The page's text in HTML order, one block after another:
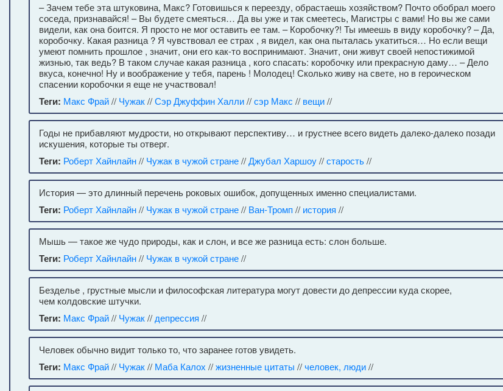
– Зачем тебе эта штуковина, Макс? Готовишься к переезду, обрастаешь хозяйством? Почто обобрал моего
соседа, признавайся! – Вы будете смеяться… Да вы уже и так смеетесь, Магистры с вами! Но вы же сами
видели, как она боится. Я просто не мог оставить ее там. – Коробочку?! Ты имеешь в виду коробочку? – Да,
коробочку. Какая разница ? Я чувствовал ее страх , я видел, как она пыталась укатиться… Но если вещи
умеют помнить прошлое , значит, они его как-то воспринимают. Значит, они живут своей непостижимой
жизнью, так ведь? В таком случае какая разница , кого спасать: коробочку или прекрасную даму… – Дело
вкуса, конечно! Ну и воображение у тебя, парень ! Молодец! Сколько живу на свете, но в героическом
спасении коробочки я еще не участвовал!
Теги: Макс Фрай// Чужак//Сэр Джуффин Халли//сэр Макс // вещи//
Годы не прибавляют мудрости, но открывают перспективу… и грустнее всего видеть далеко-далеко позади
искушения, которые ты отверг.
Теги: Роберт Хайнлайн// Чужак в чужой стране//Джубал Харшоу//старость//
История — это длинный перечень роковых ошибок, допущенных именно специалистами.
Теги: Роберт Хайнлайн// Чужак в чужой стране// Ван-Тромп // история //
Мышь — такое же чудо природы, как и слон, и все же разница есть: слон больше.
Теги: Роберт Хайнлайн// Чужак в чужой стране//
Безделье , грустные мысли и философская литература могут довести до депрессии куда скорее,
чем колдовские штучки.
Теги: Макс Фрай// Чужак// депрессия //
Человек обычно видит только то, что заранее готов увидеть.
Теги: Макс Фрай// Чужак// Маба Калох //жизненные цитаты //человек, люди//